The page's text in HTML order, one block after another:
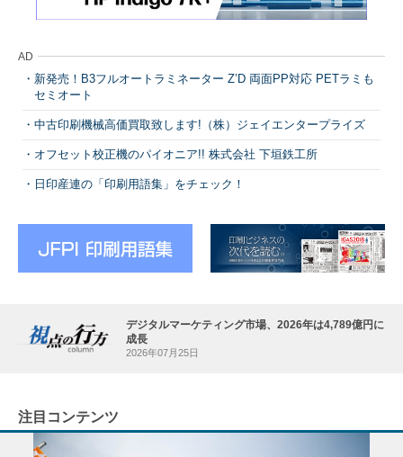
AD
新発売！B3フルオートラミネーター Z’D 両面PP対応 PETラミも
セミオート
中古印刷機械高価買取致します!（株）ジェイエンタープライズ
オフセット校正機のパイオニア!! 株式会社 下垣鉄工所
日印産連の「印刷用語集」をチェック！
デジタルマーケティング市場、2026年は4,789億円に
成長
2026年07月25日
注目コンテンツ